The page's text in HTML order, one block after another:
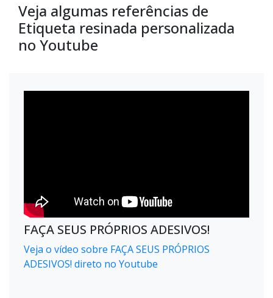
Veja algumas referências de
Etiqueta resinada personalizada
no Youtube
FAÇA SEUS PRÓPRIOS ADESIVOS!
Veja o vídeo sobre FAÇA SEUS PRÓPRIOS
ADESIVOS! direto no Youtube